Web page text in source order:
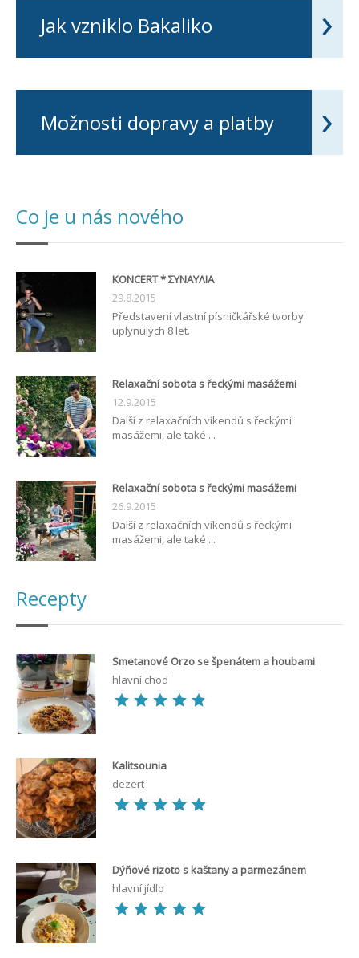
Jak vzniklo Bakaliko ›
Možnosti dopravy a platby ›
Co je u nás nového
KONCERT * ΣΥΝΑΥΛΙΑ
29.8.2015
Představení vlastní písničkářské tvorby
uplynulých 8 let.
Relaxační sobota s řeckými masážemi
12.9.2015
Další z relaxačních víkendů s řeckými
masážemi, ale také ...
Relaxační sobota s řeckými masážemi
26.9.2015
Další z relaxačních víkendů s řeckými
masážemi, ale také ...
Recepty
Smetanové Orzo se špenátem a houbami
hlavní chod
Kalitsounia
dezert
Dýňové rizoto s kaštany a parmezánem
hlavní jídlo